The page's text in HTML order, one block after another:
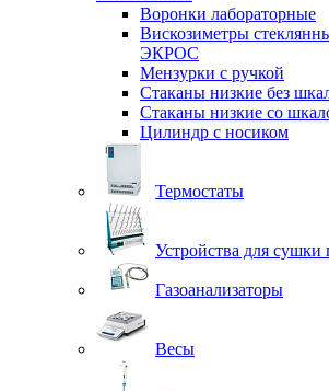
Воронки лабораторные
Вискозиметры
ЭКРОС
Мензурки с ручкой
Стаканы низкие без
Стаканы низкие со
Цилиндр с носиком
Термостаты
Устройства для сушки
Газоанализаторы
Весы